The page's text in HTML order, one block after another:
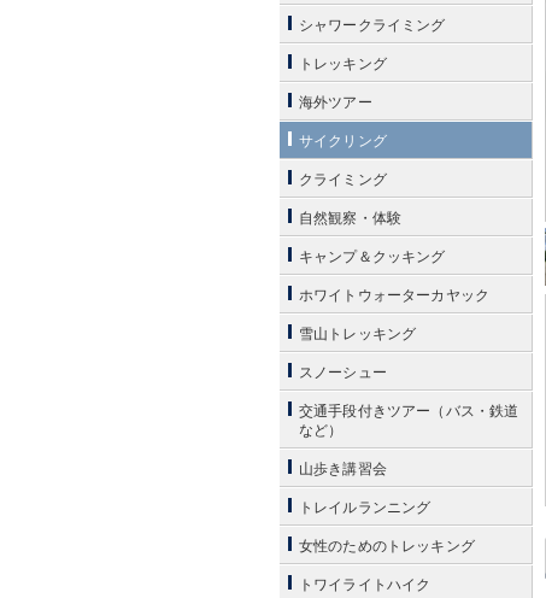
シャワークライミング
トレッキング
海外ツアー
サイクリング
クライミング
自然観察・体験
キャンプ＆クッキング
ホワイトウォーターカヤック
雪山トレッキング
スノーシュー
交通手段付きツアー（バス・鉄道
など）
山歩き講習会
トレイルランニング
女性のためのトレッキング
トワイライトハイク